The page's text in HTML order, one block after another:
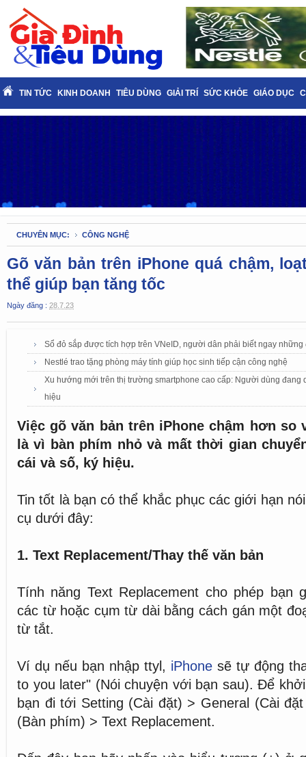
TIN TỨC KINH DOANH TIÊU DÙNG GIẢI TRÍ SỨC KHỎE GIÁO DỤC
CHUYÊN MỤC: CÔNG NGHỆ
Gõ văn bản trên iPhone quá chậm,
thể giúp bạn tăng tốc
Ngày đăng : 28.7.23
Sổ đỏ sắp được tích hợp trên VNeID, người dân phải biết ngay những
Nestlé trao tặng phòng máy tính giúp học sinh tiếp cận công nghệ
Xu hướng mới trên thị trường smartphone cao cấp: Người dùng đang
hiệu
Việc gõ văn bản trên iPhone chậm hơn so
là vì bàn phím nhỏ và mất thời gian
cái và số, ký hiệu.
Tin tốt là bạn có thể khắc phục các giới hạn
cụ dưới đây:
1. Text Replacement/Thay thế văn bản
Tính năng Text Replacement cho phép bạn
các từ hoặc cụm từ dài bằng cách gán một
từ tắt.
Ví dụ nếu bạn nhập ttyl, iPhone sẽ tự động
to you later" (Nói chuyện với bạn sau). Để
bạn đi tới Setting (Cài đặt) > General (Cài
(Bàn phím) > Text Replacement.